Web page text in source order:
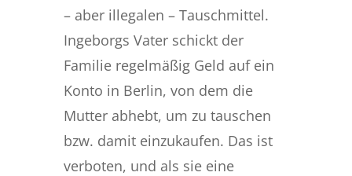
– aber illegalen – Tauschmittel.
Ingeborgs Vater schickt der
Familie regelmäßig Geld auf ein
Konto in Berlin, von dem die
Mutter abhebt, um zu tauschen
bzw. damit einzukaufen. Das ist
verboten, und als sie eine